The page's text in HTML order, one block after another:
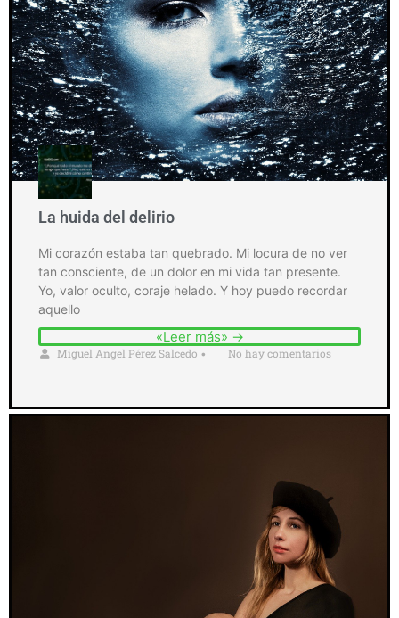
La huida del delirio
Mi corazón estaba tan quebrado. Mi locura de no ver
tan consciente, de un dolor en mi vida tan presente.
Yo, valor oculto, coraje helado. Y hoy puedo recordar
aquello
«Leer más» →
Miguel Angel Pérez Salcedo • No hay comentarios